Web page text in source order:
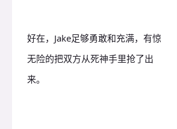
好在，Jake足够勇敢和充满，有惊
无险的把双方从死神手里抢了出
来。